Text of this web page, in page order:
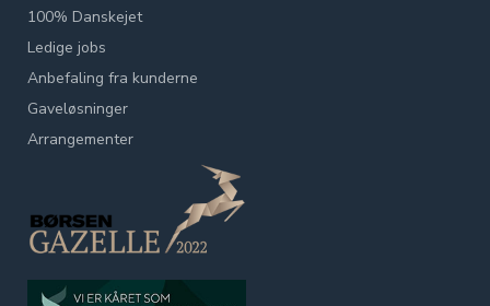
100% Danskejet
Ledige jobs
Anbefaling fra kunderne
Gaveløsninger
Arrangementer